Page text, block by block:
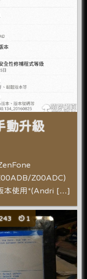
動升級
Z00ADC)
本使用*(Andri […]
1